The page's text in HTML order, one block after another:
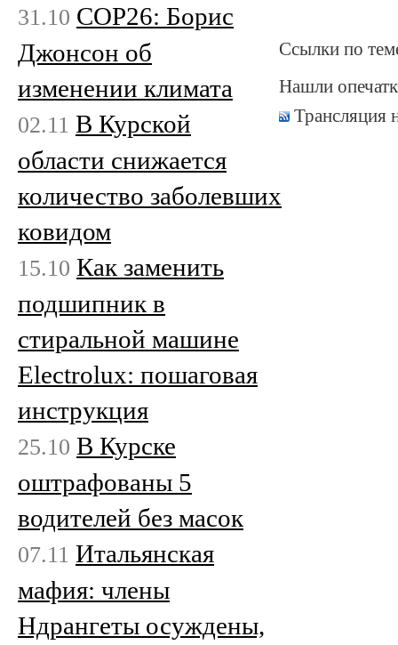
Ссылки по
Нашли
Трансляция
31.10 COP26: Борис
Джонсон об
изменении климата
02.11 В Курской
области снижается
количество заболевших
ковидом
15.10 Как заменить
подшипник в
стиральной машине
Electrolux: пошаговая
инструкция
25.10 В Курске
оштрафованы 5
водителей без масок
07.11 Итальянская
мафия: члены
Ндрангеты осуждены,